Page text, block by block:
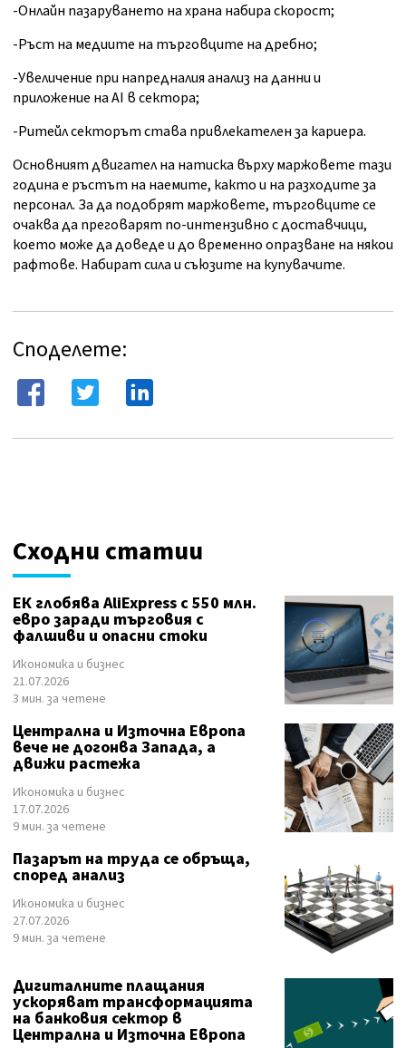
-Онлайн пазаруването на храна набира скорост;
-Ръст на медиите на търговците на дребно;
-Увеличение при напредналия анализ на данни и
приложение на AI в сектора;
-Ритейл секторът става привлекателен за кариера.
Основният двигател на натиска върху маржовете тази
година е ръстът на наемите, както и на разходите за
персонал. За да подобрят маржовете, търговците се
очаква да преговарят по-интензивно с доставчици,
което може да доведе и до временно опразване на някои
рафтове. Набират сила и съюзите на купувачите.
Споделете:
Сходни статии
ЕК глобява AliExpress с 550 млн.
евро заради търговия с
фалшиви и опасни стоки
Икономика и бизнес
21.07.2026
3 мин. за четене
Централна и Източна Европа
вече не догонва Запада, а
движи растежа
Икономика и бизнес
17.07.2026
9 мин. за четене
Пазарът на труда се обръща,
според анализ
Икономика и бизнес
27.07.2026
9 мин. за четене
Дигиталните плащания
ускоряват трансформацията
на банковия сектор в
Централна и Източна Европа